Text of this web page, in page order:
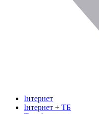
Інтернет
Інтернет + ТБ